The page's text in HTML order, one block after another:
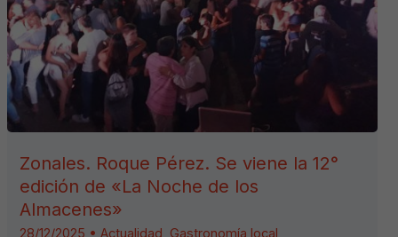
Zonales. Roque Pérez. Se viene la 12°
edición de «La Noche de los
Almacenes»
28/12/2025 •Actualidad, Gastronomía local